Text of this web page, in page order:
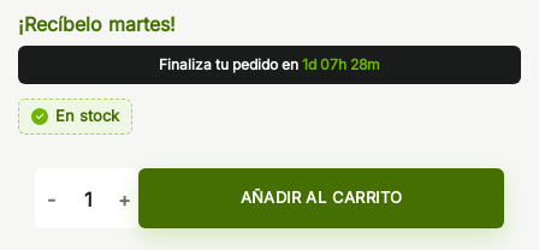
¡Recíbelo martes!
Finaliza tu pedido en 1d 07h 28m
En stock
Aroma Tabaco Rubio MiniLongfill Bombo Core Edition
AÑADIR AL CARRITO